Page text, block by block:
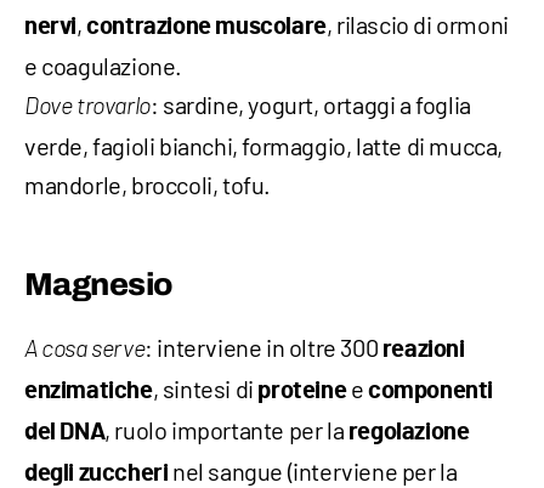
nervi,contrazione muscolare, rilascio di ormoni
e coagulazione.
Dove trovarlo: sardine, yogurt, ortaggi a foglia
verde, fagioli bianchi, formaggio, latte di mucca,
mandorle, broccoli, tofu.
Magnesio
A cosa serve: interviene in oltre 300 reazioni
enzimatiche, sintesi di proteineecomponenti
del DNA, ruolo importante per la regolazione
degli zuccheri nel sangue (interviene per la